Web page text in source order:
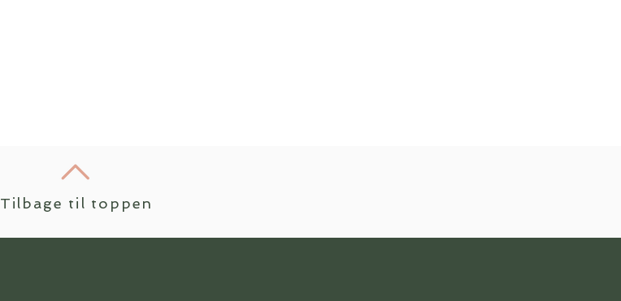
Tilbage til toppen